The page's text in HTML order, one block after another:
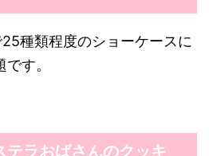
種類程度のショーケースに
す。
テラおばさんのクッキ